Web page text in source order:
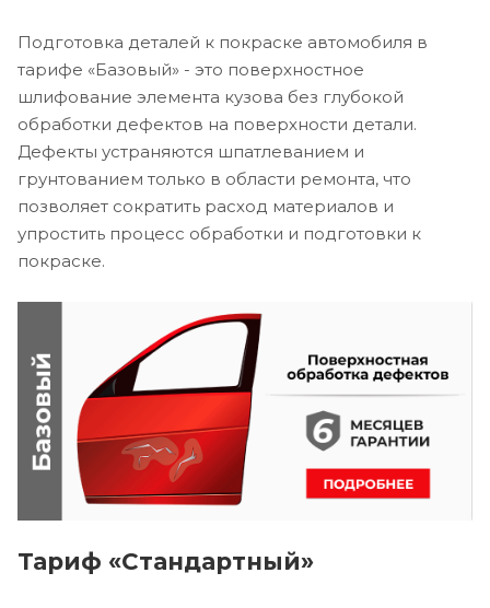
Подготовка деталей к покраске автомобиля в
тарифе «Базовый» - это поверхностное
шлифование элемента кузова без глубокой
обработки дефектов на поверхности детали.
Дефекты устраняются шпатлеванием и
грунтованием только в области ремонта, что
позволяет сократить расход материалов и
упростить процесс обработки и подготовки к
покраске.
Тариф «Стандартный»